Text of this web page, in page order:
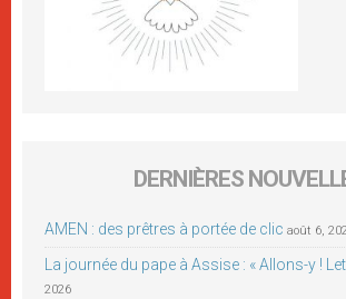
DERNIÈRES
AMEN : des prêtres à portée de clic août 6,
La journée du pape à Assise : « Allons-y !
2026